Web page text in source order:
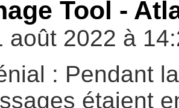
Tool -
août 2022 à
: Pendant
étaient